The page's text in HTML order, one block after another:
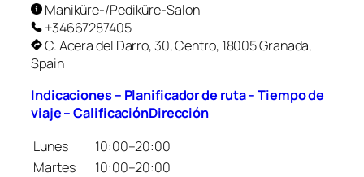
Maniküre-/Pediküre-Salon
+34667287405
C. Acera del Darro, 30, Centro, 18005 Granada,
Spain
Indicaciones – Planificador de ruta – Tiempo de
viaje – CalificaciónDirección
Lunes
10:00–20:00
Martes
10:00–20:00